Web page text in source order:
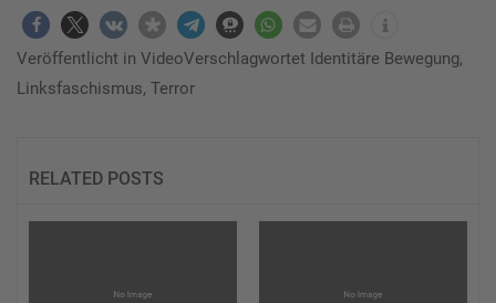
Veröffentlicht in VideoVerschlagwortet Identitäre Bewegung,
Linksfaschismus, Terror
RELATED POSTS